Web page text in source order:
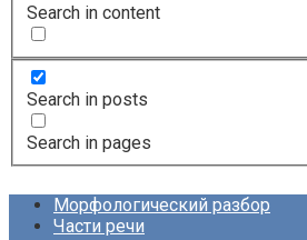
Search in content
Search in posts
Search in pages
Морфологический разбор
Части речи